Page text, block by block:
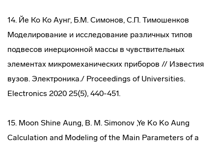
14. Йе Ко Ко Аунг, Б.М. Симонов, С.П. Тимошенков
Моделирование и исследование различных типов
подвесов инерционной массы в чувствительных
элементах микромеханических приборов // Известия
вузов. Электроника./ Proceedings of Universities.
Electronics 2020 25(5), 440-451.
15. Moon Shine Aung, B. M. Simonov ,Ye Ko Ko Aung
Calculation and Modeling of the Main Parameters of a